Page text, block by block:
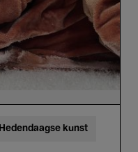
Hedendaagse kunst